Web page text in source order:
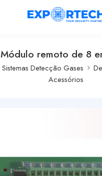
Módulo remoto de 8
Sistemas Detecção Gases
Acessórios